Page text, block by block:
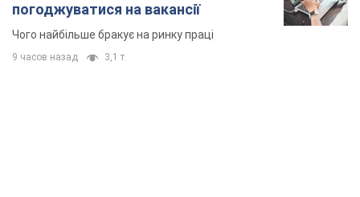
погоджуватися на вакансії
Чого найбільше бракує на ринку праці
9 часов назад 3,1 т.